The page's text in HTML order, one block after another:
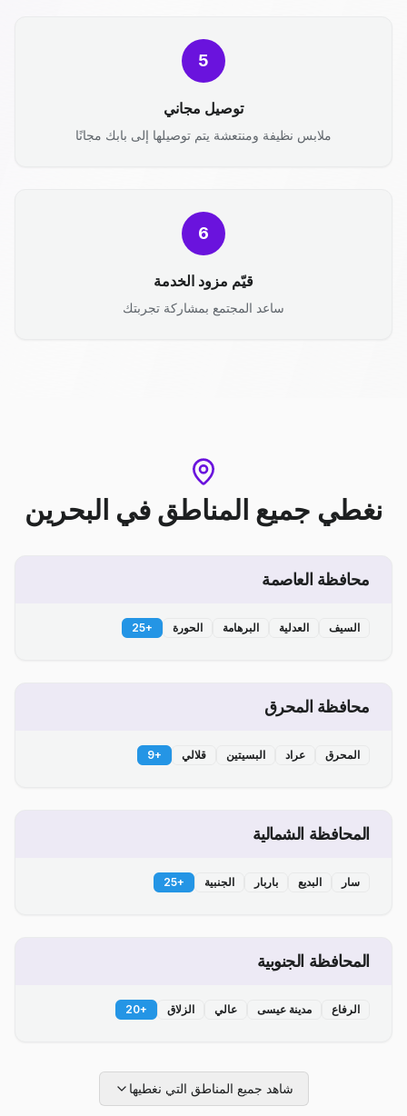
5
توصيل مجاني
ملابس نظيفة ومنتعشة يتم توصيلها إلى بابك مجانًا
6
قيّم مزود الخدمة
ساعد المجتمع بمشاركة تجربتك
نغطي جميع المناطق في البحرين
محافظة العاصمة
السيف العدلية البرهامة الحورة +
25
محافظة المحرق
المحرق عراد البسيتين قلالي +
9
المحافظة الشمالية
سار البديع باربار الجنبية +
25
المحافظة الجنوبية
الرفاع مدينة عيسى عالي الزلاق +
20
شاهد جميع المناطق التي نغطيها